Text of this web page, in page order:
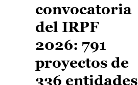
convocatoria
del IRPF
2026: 791
proyectos de
336 entidades